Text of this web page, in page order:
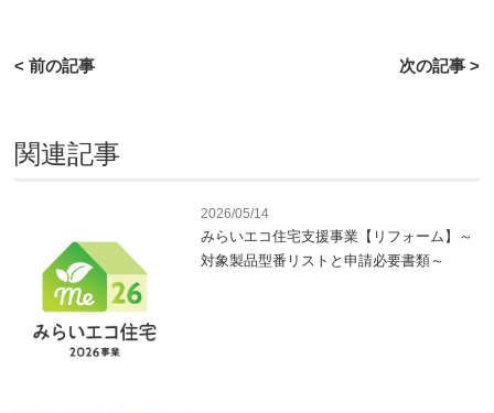
< 前の記事 次の記事 >
関連記事
2026/05/14
みらいエコ住宅支援事業【リフォーム】～
対象製品型番リストと申請必要書類～